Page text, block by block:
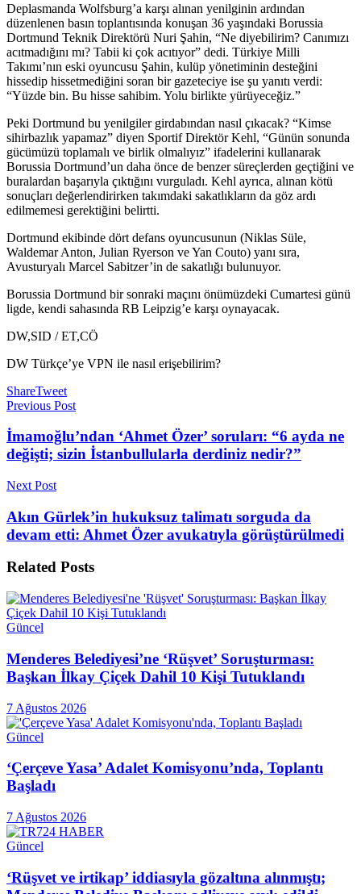
Deplasmanda Wolfsburg’a karşı alınan yenilginin ardından
düzenlenen basın toplantısında konuşan 36 yaşındaki Borussia
Dortmund Teknik Direktörü Nuri Şahin, “Ne diyebilirim? Canımızı
acıtmadığını mı? Tabii ki çok acıtıyor” dedi. Türkiye Milli
Takımı’nın eski oyuncusu Şahin, kulüp yönetiminin desteğini
hissedip hissetmediğini soran bir gazeteciye ise şu yanıtı verdi:
“Yüzde bin. Bu hisse sahibim. Yolu birlikte yürüyeceğiz.”
Peki Dortmund bu yenilgiler girdabından nasıl çıkacak? “Kimse
sihirbazlık yapamaz” diyen Sportif Direktör Kehl, “Günün sonunda
gücümüzü toplamalı ve birlik olmalıyız” ifadelerini kullanarak
Borussia Dortmund’un daha önce de benzer süreçlerden geçtiğini ve
buralardan başarıyla çıktığını vurguladı. Kehl ayrıca, alınan kötü
sonuçları değerlendirirken takımdaki sakatlıkların da göz ardı
edilmemesi gerektiğini belirtti.
Dortmund ekibinde dört defans oyuncusunun (Niklas Süle,
Waldemar Anton, Julian Ryerson ve Yan Couto) yanı sıra,
Avusturyalı Marcel Sabitzer’in de sakatlığı bulunuyor.
Borussia Dortmund bir sonraki maçını önümüzdeki Cumartesi günü
ligde, kendi sahasında RB Leipzig’e karşı oynayacak.
DW,SID / ET,CÖ
DW Türkçe’ye VPN ile nasıl erişebilirim?
ShareTweet
Previous Post
İmamoğlu’ndan ‘Ahmet Özer’ soruları: “6 ayda ne
değişti; sizin İstanbullularla derdiniz nedir?”
Next Post
Akın Gürlek’in hukuksuz talimatı sorguda da
devam etti: Ahmet Özer avukatıyla görüştürülmedi
Related Posts
Güncel
Menderes Belediyesi’ne ‘Rüşvet’ Soruşturması:
Başkan İlkay Çiçek Dahil 10 Kişi Tutuklandı
7 Ağustos 2026
Güncel
‘Çerçeve Yasa’ Adalet Komisyonu’nda, Toplantı
Başladı
7 Ağustos 2026
Güncel
‘Rüşvet ve irtikap’ iddiasıyla gözaltına alınmıştı;